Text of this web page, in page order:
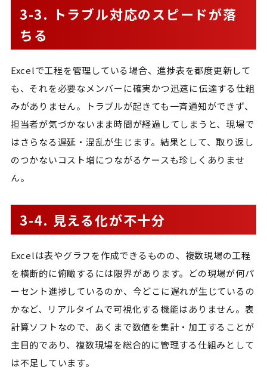
3-3. トラブル対応のスピードが落
ちる
Excelで工程を管理している場合、進捗表を都度更新して
も、それを必要なメンバーに確実かつ迅速に伝達する仕組
みがありません。トラブルが起きても一斉通知ができず、
担当者が気づかないまま時間が経過してしまうと、現場で
はさらなる遅延・混乱が生じます。結果として、取り返し
のつかないコスト増につながるケースも珍しくありませ
ん。
3-4. 見える化が不十分
Excelは表やグラフを作成できるものの、複数現場の工程
を横断的に俯瞰するには限界があります。どの現場が何パ
ーセント進捗しているのか、今どこに遅れが生じているの
かなど、リアルタイムで可視化する機能はありません。表
計算ソフトなので、あくまで数値を集計・加工することが
主目的であり、複数現場を総合的に管理する仕組みとして
は不足しています。